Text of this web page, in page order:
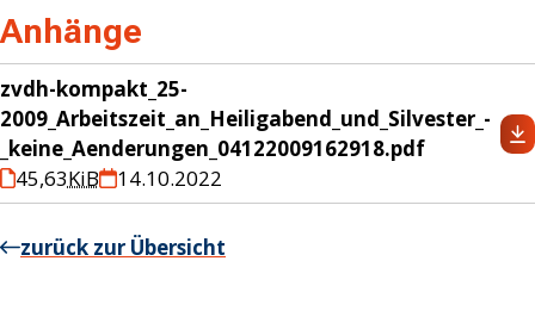
Anhänge
zvdh-kompakt_25-
2009_Arbeitszeit_an_Heiligabend_und_Silvester_-
_keine_Aenderungen_04122009162918.pdf
45,63KiB 14.10.2022
zurück zur Übersicht